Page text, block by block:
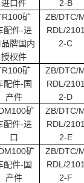
进口件
2-B
矿
配件-进
品牌国内
授权件
ZB/DTC/
RDL/210
2-C
矿
配件-国
产件
ZB/DTC/
RDL/210
2-D
矿
配件-进
口
ZB/DTC/
RDL/210
2-E
矿
配件-国
产件
ZB/DTC/
RDL/210
2-F